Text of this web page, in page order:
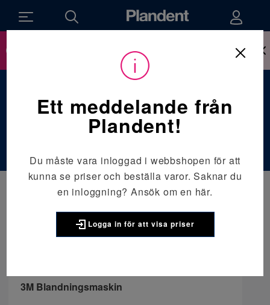
läs mer om hur det påverkar dig här.
Småapparater
Övrig
småutrustning
3M Blandningsmaskin
Ett meddelande från
Plandent!
Du måste vara inloggad i webbshopen för att
kunna se priser och beställa varor. Saknar du
en inloggning?Ansök om en här.
Logga in för att visa priser